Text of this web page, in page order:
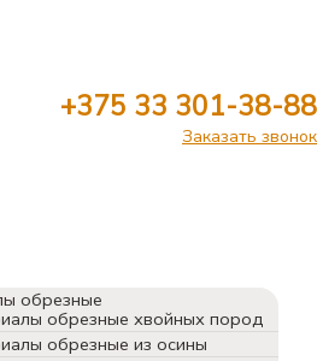
+375 33 301-38-88
Заказать звонок
обрезные
обрезные хвойных пород
обрезные из осины